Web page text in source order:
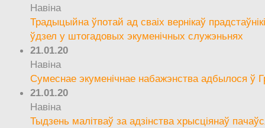
Навіна
Традыцыйна ўпотай ад сваіх вернікаў
ўдзел у штогадовых экуменічных служэньнях
21.01.20
Навіна
Сумеснае экуменічнае набажэнства адбылося ў
21.01.20
Навіна
Тыдзень малітваў за адзінства хрысціянаў